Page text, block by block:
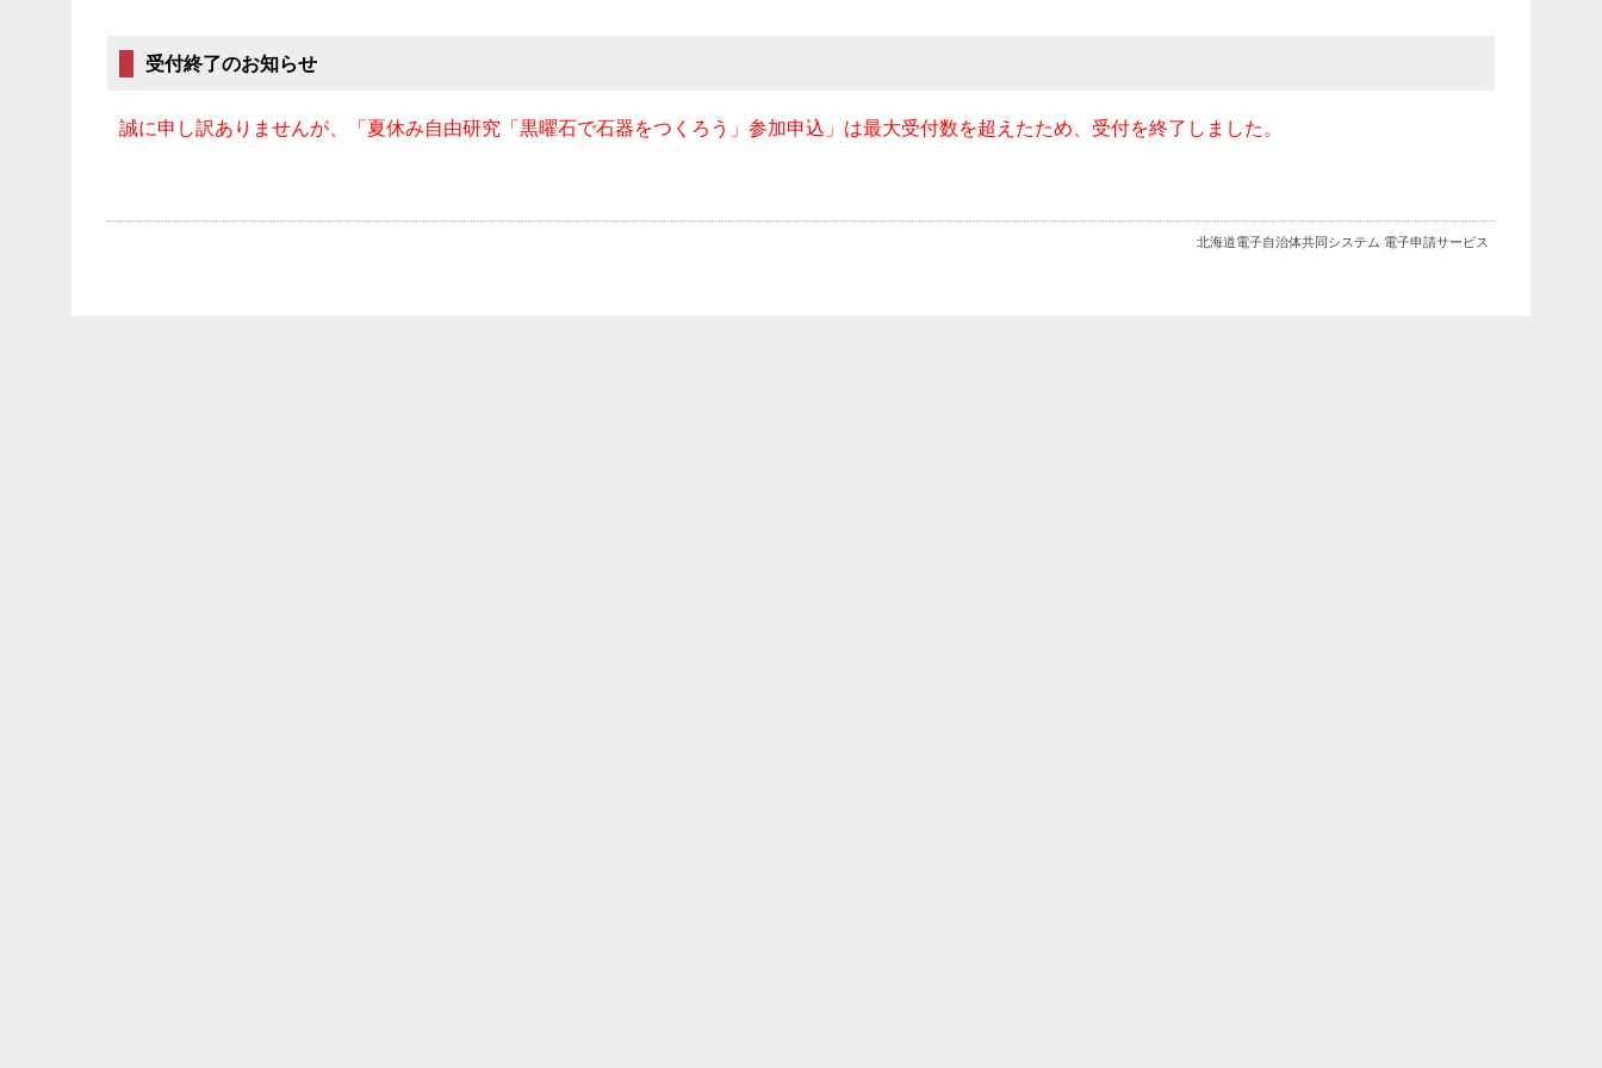
受付終了のお知らせ
誠に申し訳ありませんが、「夏休み自由研究「黒曜石で石器をつくろう」参加申込」は最大受付数を超えたため、受付を終了しました。
北海道電子自治体共同システム 電子申請サービス